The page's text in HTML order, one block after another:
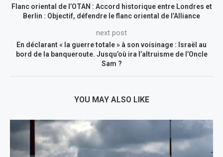
Flanc oriental de l’OTAN : Accord historique entre Londres et
Berlin : Objectif, défendre le flanc oriental de l’Alliance
next post
En déclarant « la guerre totale » à son voisinage : Israël au
bord de la banqueroute. Jusqu’où ira l’altruisme de l’Oncle
Sam ?
YOU MAY ALSO LIKE